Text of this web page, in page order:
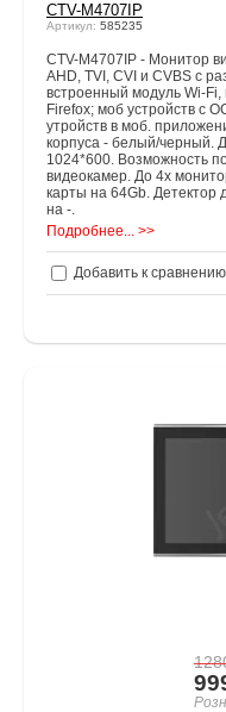
CTV-M4707IP
Артикул: 585235
CTV-M4707IP - Монитор
AHD, TVI, CVI и CVBS с
встроенный модуль Wi-
Firefox; моб устройств с
утройств в моб.
корпуса - белый/черный.
1024*600. Возможность
видеокамер. До 4х
карты на 64Gb. Детектор
на -.
Подробнее... >>
Добавить к сравнению